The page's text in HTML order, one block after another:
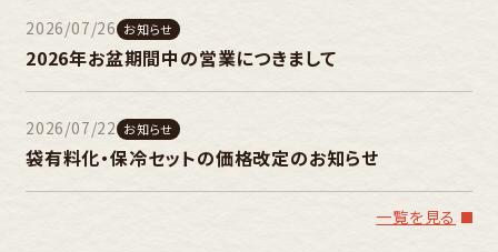
2026/07/26 お知らせ
2026年お盆期間中の営業につきまして
2026/07/22 お知らせ
袋有料化・保冷セットの価格改定のお知らせ
一覧を見る